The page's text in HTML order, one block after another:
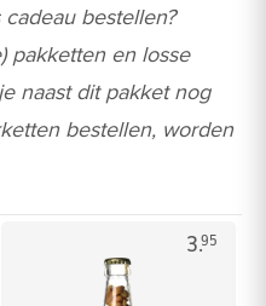
bestellen?
pakketten en losse
naast dit pakket nog
bestellen, worden
3.95